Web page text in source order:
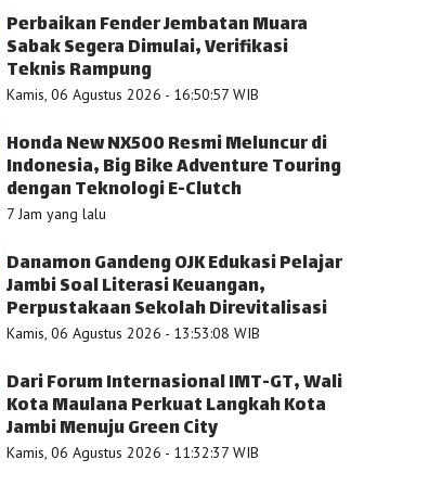
Perbaikan Fender Jembatan Muara
Sabak Segera Dimulai, Verifikasi
Teknis Rampung
Kamis, 06 Agustus 2026 - 16:50:57 WIB
Honda New NX500 Resmi Meluncur di
Indonesia, Big Bike Adventure Touring
dengan Teknologi E-Clutch
7 Jam yang lalu
Danamon Gandeng OJK Edukasi Pelajar
Jambi Soal Literasi Keuangan,
Perpustakaan Sekolah Direvitalisasi
Kamis, 06 Agustus 2026 - 13:53:08 WIB
Dari Forum Internasional IMT-GT, Wali
Kota Maulana Perkuat Langkah Kota
Jambi Menuju Green City
Kamis, 06 Agustus 2026 - 11:32:37 WIB